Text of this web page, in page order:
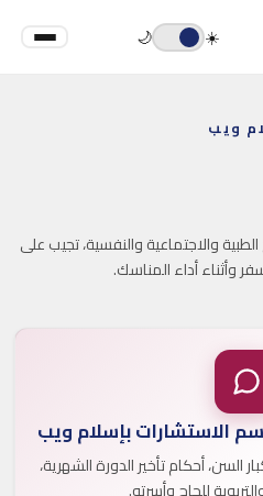
☀️
🌙
ويب
والاجتماعية والنفسية، تجيب على
وأثناء أداء المناسك.
الاستشارات بإسلام ويب
السن، أحكام تأخير الدورة الشهرية،